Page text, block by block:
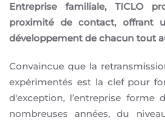
Entreprise familiale, TICLO
proximité de contact, offrant
développement de chacun tout
Convaincue que la
expérimentés est la clef pour
d'exception, l’entreprise forme
nombreuses années, du